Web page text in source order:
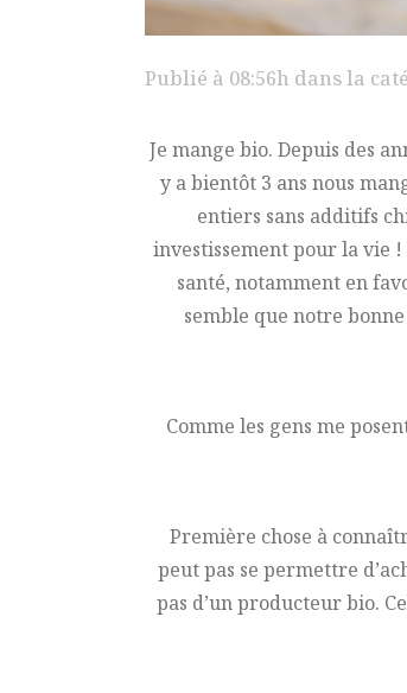
Publié à 08:56h dans la
Je mange bio. Depuis des
y a bientôt 3 ans nous
entiers sans additifs
investissement pour la vie
santé, notamment en
semble que notre
Comme les gens me
Première chose à
peut pas se permettre
pas d’un producteur bio.